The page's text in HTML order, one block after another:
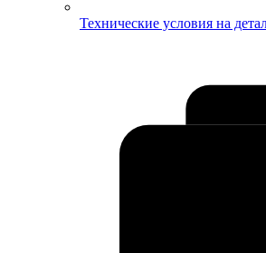
Технические условия на